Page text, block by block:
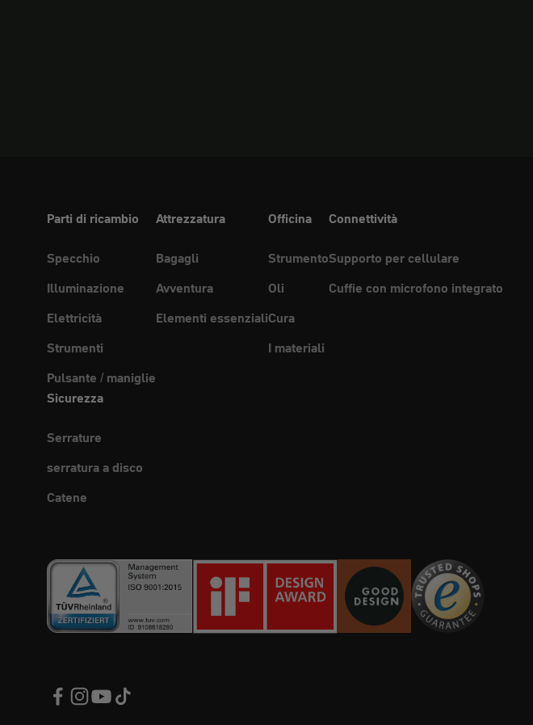
Parti di ricambio
Specchio
Illuminazione
Elettricità
Strumenti
Pulsante / maniglie
Attrezzatura
Bagagli
Avventura
Elementi essenziali
Officina
Strumento
Oli
Cura
I materiali
Connettività
Supporto per cellulare
Cuffie con microfono integrato
Sicurezza
Serrature
serratura a disco
Catene